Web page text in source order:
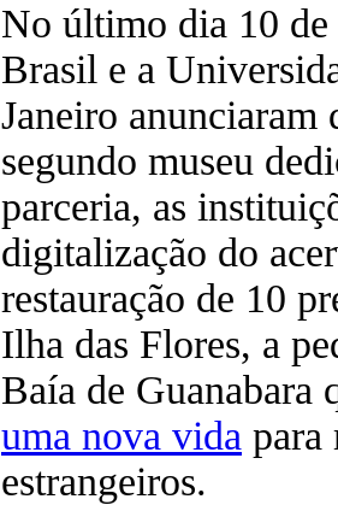
No último dia 10
Brasil e a
Janeiro anunciaram
segundo museu
parceria, as
digitalização do
restauração de 10
Ilha das Flores, a
Baía de Guanabara
uma nova vida para
estrangeiros.